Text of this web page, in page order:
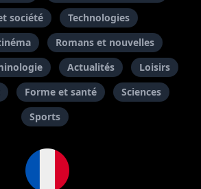
société
Technologies
Romans et nouvelles
Actualités
Loisirs
Forme et santé
Sciences
Sports